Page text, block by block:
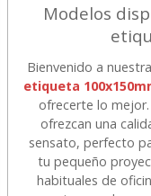
Modelos
Bienvenido a
etiqueta
ofrecerte lo
ofrezcan una
sensato, perfecto
tu pequeño
habituales de